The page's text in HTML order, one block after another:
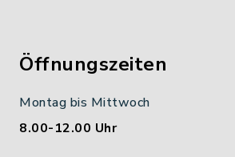
Öffnungszeiten
Montag bis Mittwoch
8.00-12.00 Uhr